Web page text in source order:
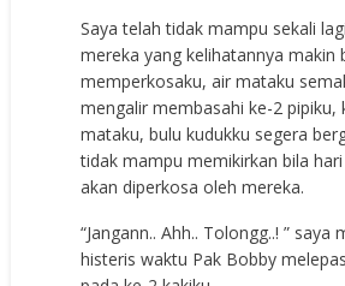
Saya telah tidak mampu sekali
mereka yang kelihatannya makin
memperkosaku, air mataku
mengalir membasahi ke-2 pipiku,
mataku, bulu kudukku segera
tidak mampu memikirkan bila
akan diperkosa oleh mereka.
“Jangann.. Ahh.. Tolongg..! ” saya
histeris waktu Pak Bobby